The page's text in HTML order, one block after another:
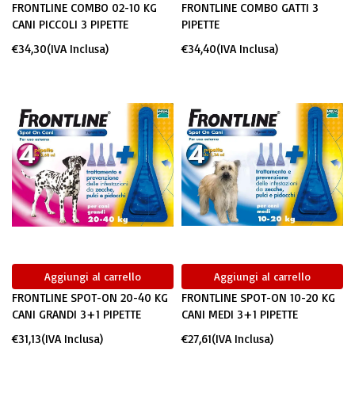
FRONTLINE COMBO 02-10 KG
CANI PICCOLI 3 PIPETTE
€34,30(IVA Inclusa)
FRONTLINE COMBO GATTI 3
PIPETTE
€34,40(IVA Inclusa)
Aggiungi al carrello
FRONTLINE SPOT-ON 20-40 KG
CANI GRANDI 3+1 PIPETTE
€31,13(IVA Inclusa)
Aggiungi al carrello
FRONTLINE SPOT-ON 10-20 KG
CANI MEDI 3+1 PIPETTE
€27,61(IVA Inclusa)